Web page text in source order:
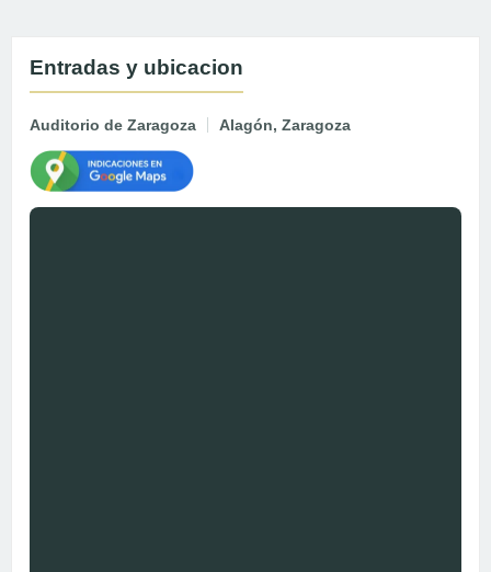
Entradas y ubicacion
Auditorio de Zaragoza Alagón, Zaragoza